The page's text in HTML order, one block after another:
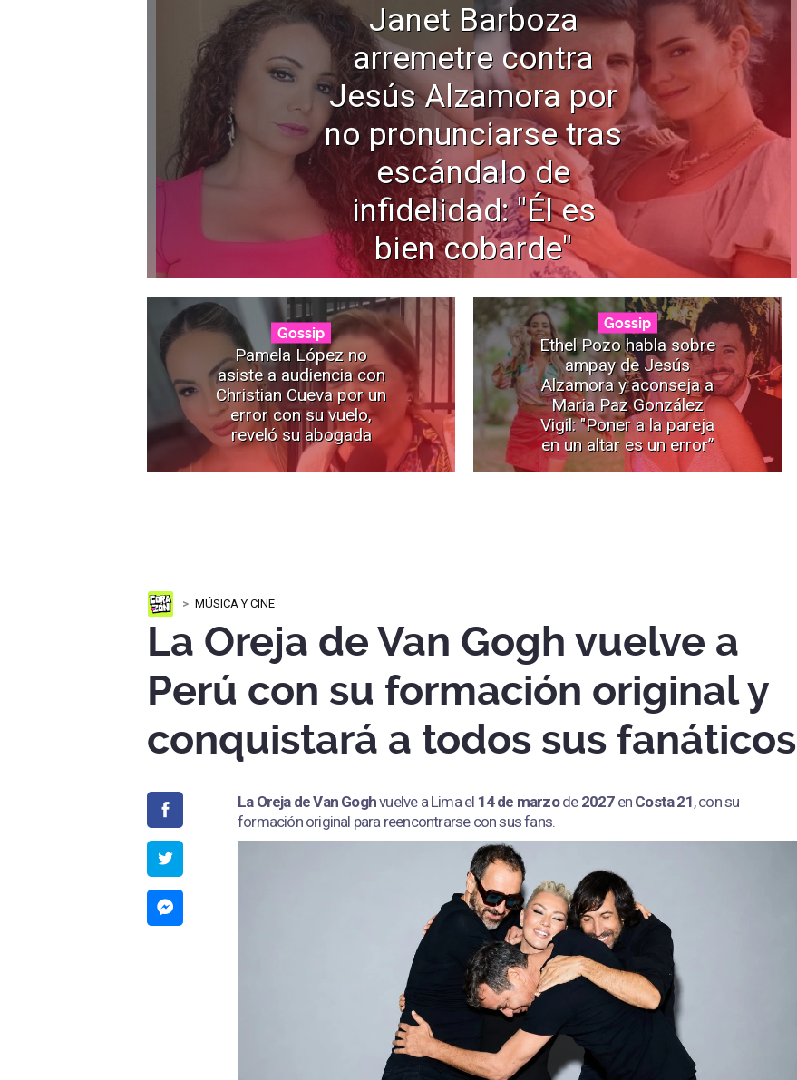
Janet Barboza
arremetre contra
Jesús Alzamora por
no pronunciarse tras
escándalo de
infidelidad: "Él es
bien cobarde"
Gossip
Pamela López no
asiste a audiencia con
Christian Cueva por un
error con su vuelo,
reveló su abogada
Gossip
Ethel Pozo habla sobre
ampay de Jesús
Alzamora y aconseja a
Maria Paz González
Vigil: "Poner a la pareja
en un altar es un error”
MÚSICA Y CINE
La Oreja de Van Gogh vuelve a
Perú con su formación original y
conquistará a todos sus fanáticos
La Oreja de Van Goghvuelve a Lima el 14 de marzode 2027 en Costa 21, con su
formación original para reencontrarse con sus fans.